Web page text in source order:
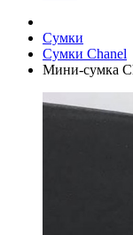
Сумки
Сумки Chanel
Мини-сумка